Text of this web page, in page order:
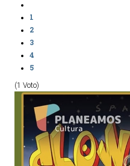
HORARIOS
PUBLICACIONES
ACTUALIDAD
Noticias
Agenda
1
2
3
4
5
(1 Voto)